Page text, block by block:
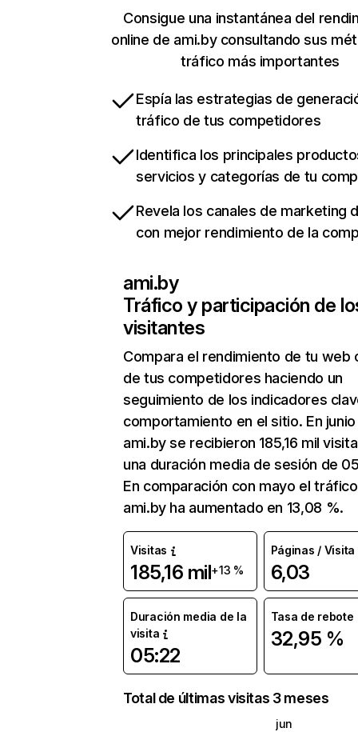
Consigue una instantánea del
online de ami.by consultando sus
tráfico más importantes
Espía las estrategias de
tráfico de tus competidores
Identifica los principales
servicios y categorías de tu
Revela los canales de marketing
con mejor rendimiento de la
ami.by
Tráfico y participación de
visitantes
Compara el rendimiento de tu web
de tus competidores haciendo un
seguimiento de los indicadores
comportamiento en el sitio. En junio
ami.by se recibieron 185,16 mil
una duración media de sesión de
En comparación con mayo el
ami.by ha aumentado en 13,08 %.
Visitas
185,16 mil+13 %
Páginas / Visita
6,03
Duración media de la
visita
05:22
Tasa de rebote
32,95 %
Total de últimas visitas 3 meses
jun